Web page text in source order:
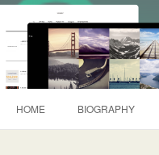
HOME BIOGRAPHY